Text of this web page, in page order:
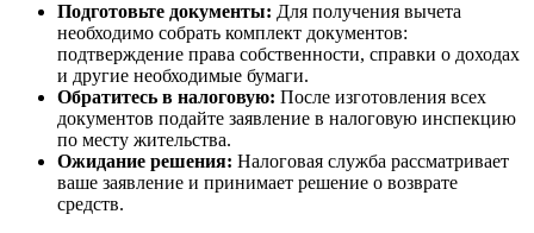
Подготовьте документы: Для получения вычета
необходимо собрать комплект документов:
подтверждение права собственности, справки о доходах
и другие необходимые бумаги.
Обратитесь в налоговую: После изготовления всех
документов подайте заявление в налоговую инспекцию
по месту жительства.
Ожидание решения: Налоговая служба рассматривает
ваше заявление и принимает решение о возврате
средств.